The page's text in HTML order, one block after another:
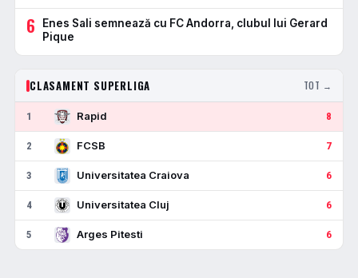
6
Enes Sali semnează cu FC Andorra, clubul lui Gerard
Pique
CLASAMENT SUPERLIGA TOT →
1 Rapid 8
2 FCSB 7
3 Universitatea Craiova 6
4 Universitatea Cluj 6
5 Arges Pitesti 6